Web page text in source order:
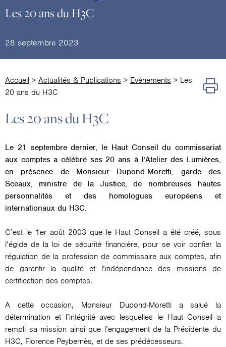
Les 20 ans du H3C
28 septembre 2023
Accueil > Actualités & Publications > Evènements > Les
20 ans du H3C
Les 20 ans du H3C
Le 21 septembre dernier, le Haut Conseil du commissariat
aux comptes a célébré ses 20 ans à l’Atelier des Lumières,
en présence de Monsieur Dupond-Moretti, garde des
Sceaux, ministre de la Justice, de nombreuses hautes
personnalités et des homologues européens et
internationaux du H3C.
C’est le 1er août 2003 que le Haut Conseil a été créé, sous
l’égide de la loi de sécurité financière, pour se voir confier la
régulation de la profession de commissaire aux comptes, afin
de garantir la qualité et l’indépendance des missions de
certification des comptes.
A cette occasion, Monsieur Dupond-Moretti a salué la
détermination et l’intégrité avec lesquelles le Haut Conseil a
rempli sa mission ainsi que l’engagement de la Présidente du
H3C, Florence Peybernès, et de ses prédécesseurs.